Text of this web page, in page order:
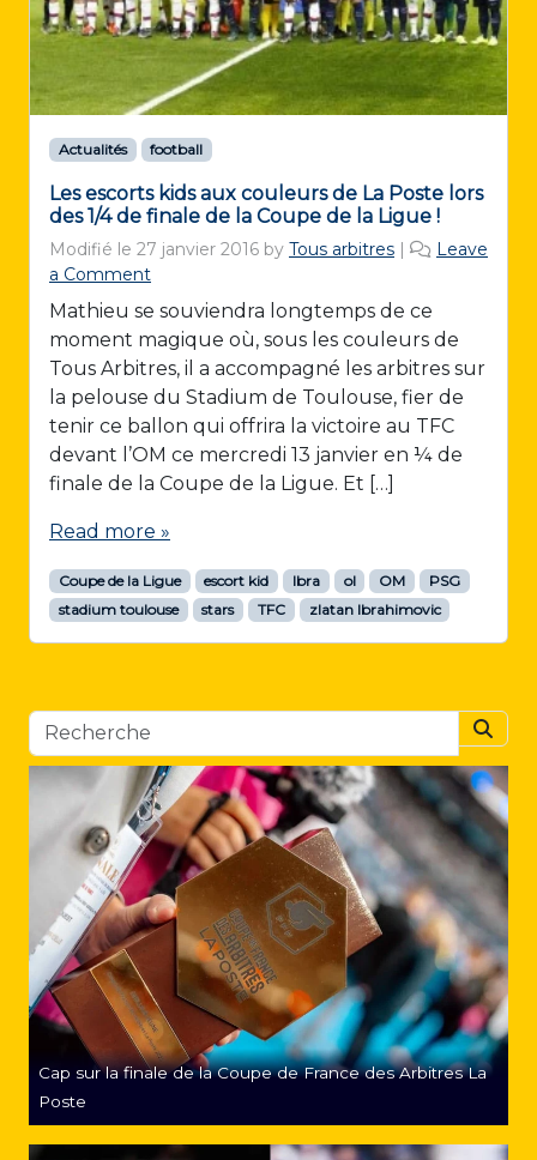
Actualités football
Les escorts kids aux couleurs de La Poste lors
des 1/4 de finale de la Coupe de la Ligue !
Modifié le 27 janvier 2016 by Tous arbitres |
Leave
a Comment
Mathieu se souviendra longtemps de ce
moment magique où, sous les couleurs de
Tous Arbitres, il a accompagné les arbitres sur
la pelouse du Stadium de Toulouse, fier de
tenir ce ballon qui offrira la victoire au TFC
devant l’OM ce mercredi 13 janvier en ¼ de
finale de la Coupe de la Ligue. Et […]
Read more »
Coupe de la Ligue escort kid Ibra ol OM
PSG
stadium toulouse
stars TFC zlatan Ibrahimovic
Cap sur la finale de la Coupe de France des Arbitres La
Poste